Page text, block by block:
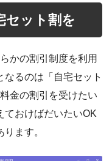
セット割を
かの割引制度を利用
なるのは「自宅セット
金の割引を受けたい
ておけばだいたいOK
ます。